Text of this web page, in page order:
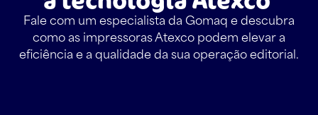
Fale com um especialista da Gomaq e descubra
como as impressoras Atexco podem elevar a
eficiência e a qualidade da sua operação editorial.